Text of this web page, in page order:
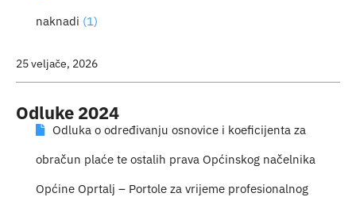
naknadi (1)
25 veljače, 2026
Odluke 2024
Odluka o određivanju osnovice i koeficijenta za
obračun plaće te ostalih prava Općinskog načelnika
Općine Oprtalj – Portole za vrijeme profesionalnog